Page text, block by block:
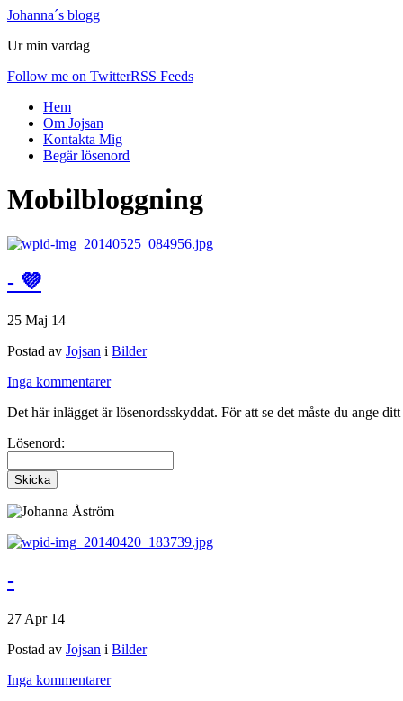
Johanna´s blogg
Ur min vardag
Follow me on TwitterRSS Feeds
Hem
Om Jojsan
Kontakta Mig
Begär lösenord
Mobilbloggning
- 💜
25 Maj 14
Postad av Jojsan i Bilder
Inga kommentarer
Det här inlägget är lösenordsskyddat. För att se det måste du ange
Lösenord:
-
27 Apr 14
Postad av Jojsan i Bilder
Inga kommentarer